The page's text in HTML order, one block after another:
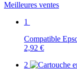
Meilleures ventes
1
Compatible
2,92 €
2